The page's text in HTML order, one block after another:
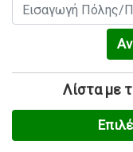
Λίστα με